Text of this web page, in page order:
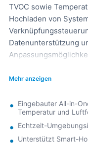
TVOC sowie
Hochladen von
Datenunterstützung
Mehr anzeigen
Eingebauter All-in-
Temperatur und
Echtzeit-
Unterstützt Smart-